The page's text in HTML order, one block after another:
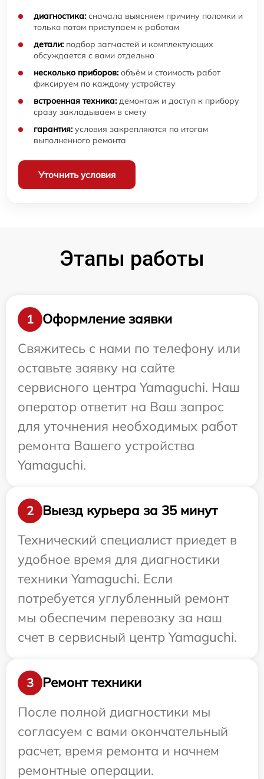
диагностика: сначала выясняем причину поломки и
только потом приступаем к работам
детали: подбор запчастей и комплектующих
обсуждается с вами отдельно
несколько приборов: объём и стоимость работ
фиксируем по каждому устройству
встроенная техника: демонтаж и доступ к прибору
сразу закладываем в смету
гарантия: условия закрепляются по итогам
выполненного ремонта
Уточнить условия
Этапы работы
1
Оформление заявки
Свяжитесь с нами по телефону или
оставьте заявку на сайте
сервисного центра Yamaguchi. Наш
оператор ответит на Ваш запрос
для уточнения необходимых работ
ремонта Вашего устройства
Yamaguchi.
2
Выезд курьера за 35 минут
Технический специалист приедет в
удобное время для диагностики
техники Yamaguchi. Если
потребуется углубленный ремонт
мы обеспечим перевозку за наш
счет в сервисный центр Yamaguchi.
3
Ремонт техники
После полной диагностики мы
согласуем с вами окончательный
расчет, время ремонта и начнем
ремонтные операции.